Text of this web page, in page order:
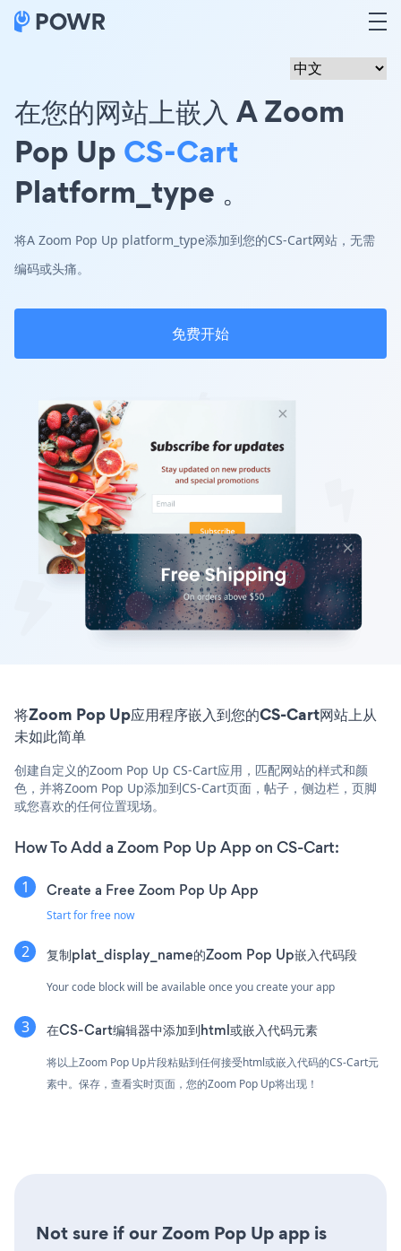
在您的网站上嵌入 A Zoom
Pop Up CS-Cart
Platform_type 。
将A Zoom Pop Up platform_type添加到您的CS-Cart网站，无需
编码或头痛。
免费开始
将Zoom Pop Up应用程序嵌入到您的CS-Cart网站上从
未如此简单
创建自定义的Zoom Pop Up CS-Cart应用，匹配网站的样式和颜
色，并将Zoom Pop Up添加到CS-Cart页面，帖子，侧边栏，页脚
或您喜欢的任何位置现场。
How To Add a Zoom Pop Up App on CS-Cart:
Create a Free Zoom Pop Up App
Start for free now
复制plat_display_name的Zoom Pop Up嵌入代码段
Your code block will be available once you create your app
在CS-Cart编辑器中添加到html或嵌入代码元素
将以上Zoom Pop Up片段粘贴到任何接受html或嵌入代码的CS-Cart元
素中。保存，查看实时页面，您的Zoom Pop Up将出现！
Not sure if our Zoom Pop Up app is